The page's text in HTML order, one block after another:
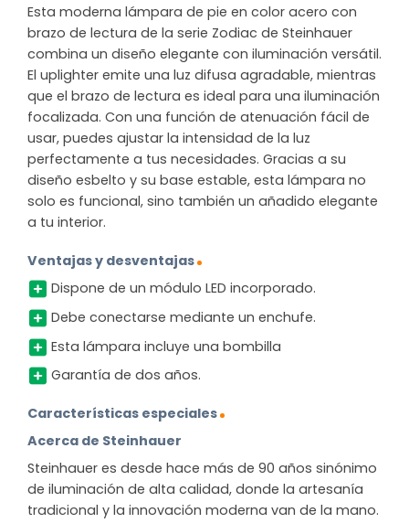
Esta moderna lámpara de pie en color acero con
brazo de lectura de la serie Zodiac de Steinhauer
combina un diseño elegante con iluminación versátil.
El uplighter emite una luz difusa agradable, mientras
que el brazo de lectura es ideal para una iluminación
focalizada. Con una función de atenuación fácil de
usar, puedes ajustar la intensidad de la luz
perfectamente a tus necesidades. Gracias a su
diseño esbelto y su base estable, esta lámpara no
solo es funcional, sino también un añadido elegante
a tu interior.
Ventajas y desventajas
Dispone de un módulo LED incorporado.
Debe conectarse mediante un enchufe.
Esta lámpara incluye una bombilla
Garantía de dos años.
Características especiales
Acerca de Steinhauer
Steinhauer es desde hace más de 90 años sinónimo
de iluminación de alta calidad, donde la artesanía
tradicional y la innovación moderna van de la mano.